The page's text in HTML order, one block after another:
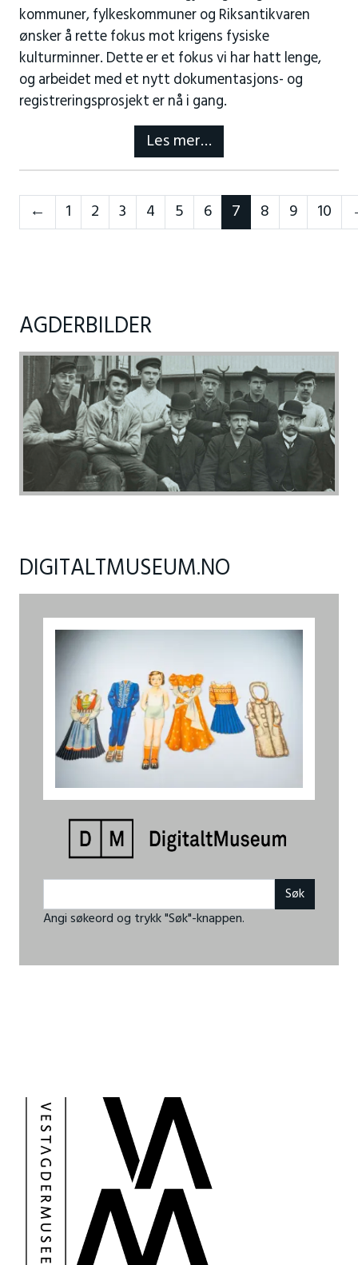
kommuner, fylkeskommuner og Riksantikvaren
ønsker å rette fokus mot krigens fysiske
kulturminner. Dette er et fokus vi har hatt lenge,
og arbeidet med et nytt dokumentasjons- og
registreringsprosjekt er nå i gang.
Les mer…
← Neste
1 2 3 4 5 6 7 8 9 10
AGDERBILDER
DIGITALTMUSEUM.NO
Angi søkeord og trykk "Søk"-knappen.